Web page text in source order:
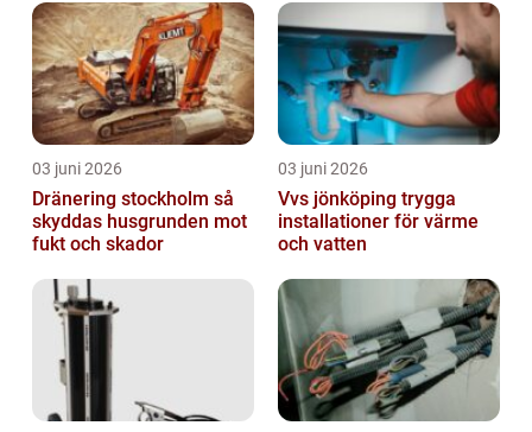
03 juni 2026
Dränering stockholm så
skyddas husgrunden mot
fukt och skador
03 juni 2026
Vvs jönköping trygga
installationer för värme
och vatten